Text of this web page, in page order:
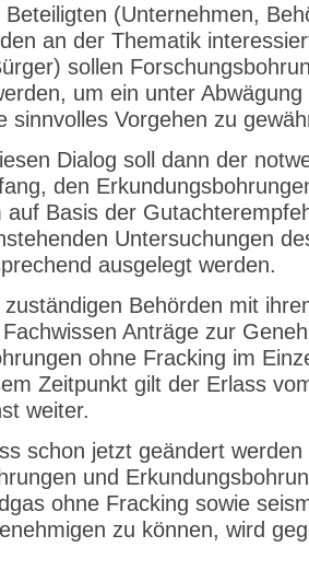
(Unternehmen,
an der Thematik
sollen
um ein unter Abwägung
sinnvolles Vorgehen zu
Dialog soll dann der
den
auf Basis der
Untersuchungen
ausgelegt werden.
Behörden mit
Anträge zur
ohne Fracking im
Zeitpunkt gilt der Erlass
weiter.
schon jetzt geändert
und
ohne Fracking sowie
zu können, wird